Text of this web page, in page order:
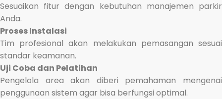
Sesuaikan fitur dengan kebutuhan manajemen parkir
Anda.
Proses Instalasi
Tim profesional akan melakukan pemasangan sesuai
standar keamanan.
Uji Coba dan Pelatihan
Pengelola area akan diberi pemahaman mengenai
penggunaan sistem agar bisa berfungsi optimal.